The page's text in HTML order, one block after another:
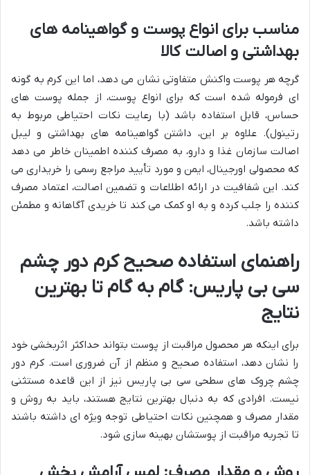
مناسب برای انواع پوست و گواهینامه های
بهداشتی و اصالت کالا
گرچه هر پوست واکنش متفاوتی نشان می دهد، اما این کرم به گونه
ای فرموله شده است که برای انواع پوست، از جمله پوست های
حساس، قابل استفاده باشد (با رعایت نکات احتیاطی مربوط به
رتینول). علاوه بر این، داشتن گواهینامه های بهداشتی و لیبل
اصالت سازمان غذا و دارو، به مصرف کننده اطمینان خاطر می دهد
که محصولی اورجینال، ایمن و مورد تأیید مراجع رسمی را خریداری می
کند. این شفافیت در ارائه اطلاعات و تضمین اصالت، اعتماد مصرف
کننده را جلب کرده و به او کمک می کند تا خریدی آگاهانه و مطمئن
داشته باشد.
راهنمای استفاده صحیح کرم دور چشم
سی بی پاریس: گام به گام تا بهترین
نتایج
برای اینکه هر محصول مراقبت از پوست بتواند حداکثر اثربخشی خود
را نشان دهد، استفاده صحیح و منظم از آن ضروری است. کرم دور
چشم چروک های سطحی سی بی پاریس نیز از این قاعده مستثنی
نیست. افرادی که به دنبال بهترین نتایج هستند، باید به روش و
مقدار مصرف و همچنین نکات احتیاطی توجه ویژه ای داشته باشند
تا تجربه مراقبت از پوستشان بهینه سازی شود.